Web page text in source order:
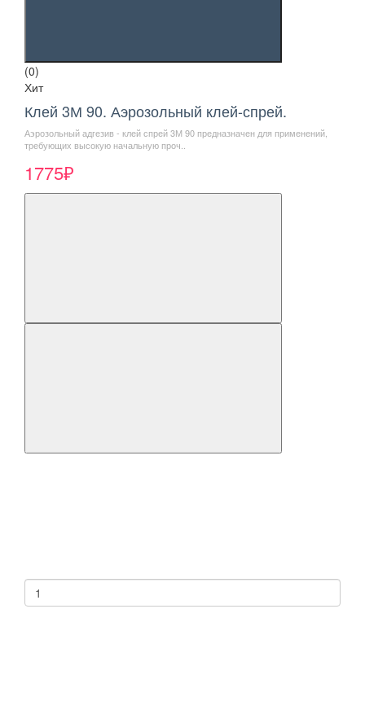
(0)
Хит
Клей 3М 90. Аэрозольный клей-спрей.
Аэрозольный адгезив - клей спрей 3М 90 предназначен для применений,
требующих высокую начальную проч..
1775₽